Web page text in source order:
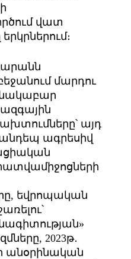
վատ
մարդու
այդ
ագրեսիվ
եվրոպական
2023թ․
անօրինական